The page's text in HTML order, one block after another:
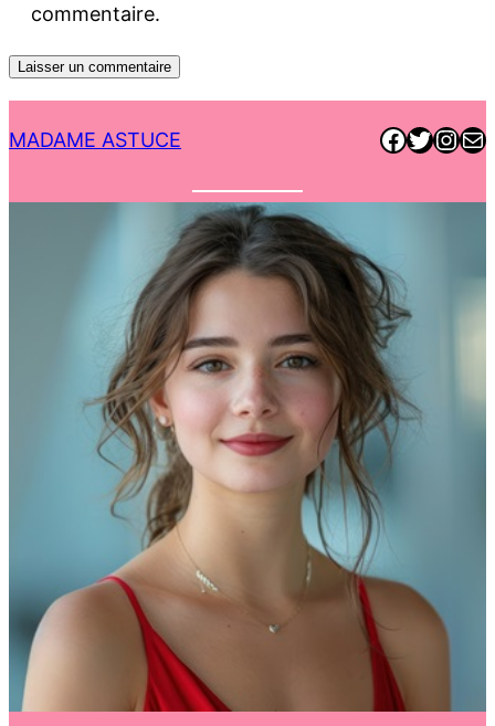
commentaire.
MADAME ASTUCE Twitter
E-